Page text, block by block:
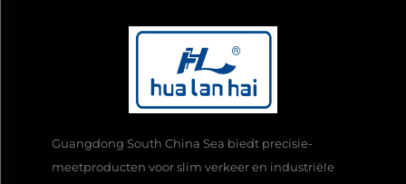
Guangdong South China Sea biedt precisie-
meetproducten voor slim verkeer en industriële